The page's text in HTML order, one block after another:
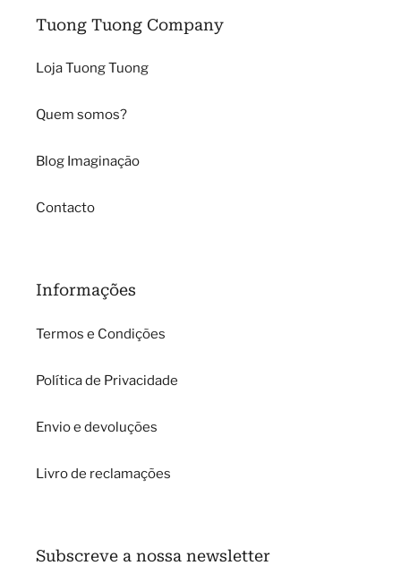
Tuong Tuong Company
Loja Tuong Tuong
Quem somos?
Blog Imaginação
Contacto
Informações
Termos e Condições
Política de Privacidade
Envio e devoluções
Livro de reclamações
Subscreve a nossa newsletter